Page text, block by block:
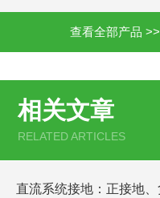
查看全部产品 >>
相关文章
RELATED ARTICLES